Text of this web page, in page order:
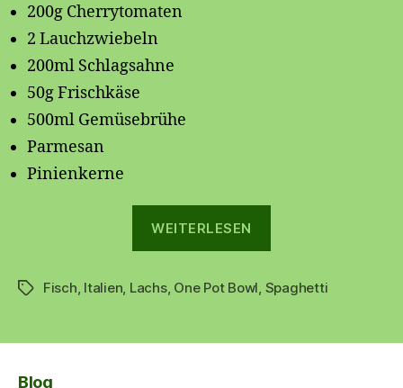
200g Cherrytomaten
2 Lauchzwiebeln
200ml Schlagsahne
50g Frischkäse
500ml Gemüsebrühe
Parmesan
Pinienkerne
WEITERLESEN
Pot
🍝
Schlagwörter
Fisch, Italien, Lachs, One Pot Bowl, Spaghetti
Blog